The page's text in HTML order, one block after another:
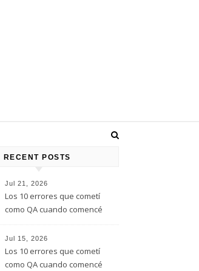
RECENT POSTS
Jul 21, 2026
Los 10 errores que cometí
como QA cuando comencé
(Parte 2)
Jul 15, 2026
Los 10 errores que cometí
como QA cuando comencé